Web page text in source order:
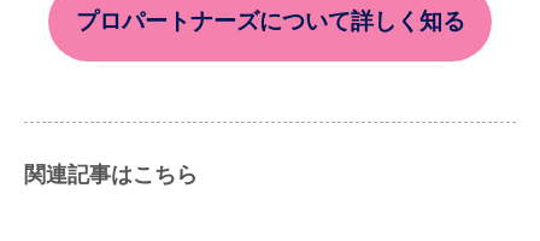
プロパートナーズについて詳しく知る
関連記事はこちら